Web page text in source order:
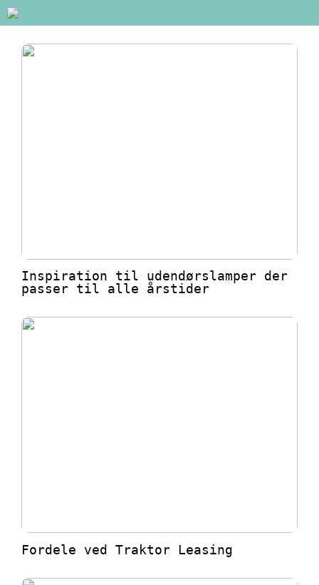
Inspiration til udendørslamper der
passer til alle årstider
Fordele ved Traktor Leasing